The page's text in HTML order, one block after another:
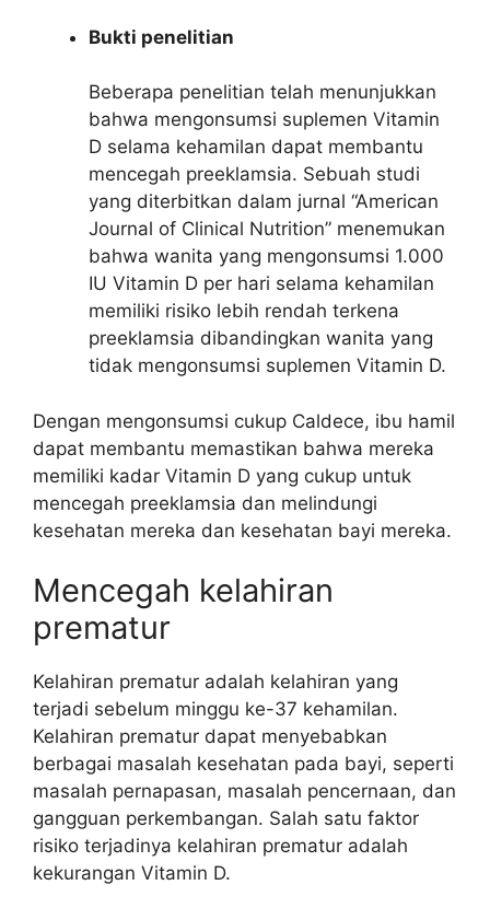
Bukti penelitian
Beberapa penelitian telah menunjukkan
bahwa mengonsumsi suplemen Vitamin
D selama kehamilan dapat membantu
mencegah preeklamsia. Sebuah studi
yang diterbitkan dalam jurnal “American
Journal of Clinical Nutrition” menemukan
bahwa wanita yang mengonsumsi 1.000
IU Vitamin D per hari selama kehamilan
memiliki risiko lebih rendah terkena
preeklamsia dibandingkan wanita yang
tidak mengonsumsi suplemen Vitamin D.
Dengan mengonsumsi cukup Caldece, ibu hamil
dapat membantu memastikan bahwa mereka
memiliki kadar Vitamin D yang cukup untuk
mencegah preeklamsia dan melindungi
kesehatan mereka dan kesehatan bayi mereka.
Mencegah kelahiran
prematur
Kelahiran prematur adalah kelahiran yang
terjadi sebelum minggu ke-37 kehamilan.
Kelahiran prematur dapat menyebabkan
berbagai masalah kesehatan pada bayi, seperti
masalah pernapasan, masalah pencernaan, dan
gangguan perkembangan. Salah satu faktor
risiko terjadinya kelahiran prematur adalah
kekurangan Vitamin D.